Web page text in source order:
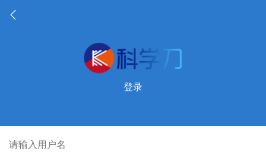
登录